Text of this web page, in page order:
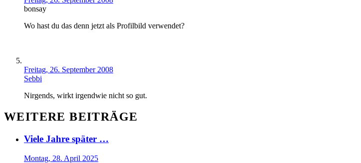
bonsay
Wo hast du das denn jetzt als Profilbild verwendet?
Freitag, 26. September 2008
Sebbi
Nirgends, wirkt irgendwie nicht so gut.
WEITERE BEITRÄGE
Viele Jahre später …
Montag, 28. April 2025